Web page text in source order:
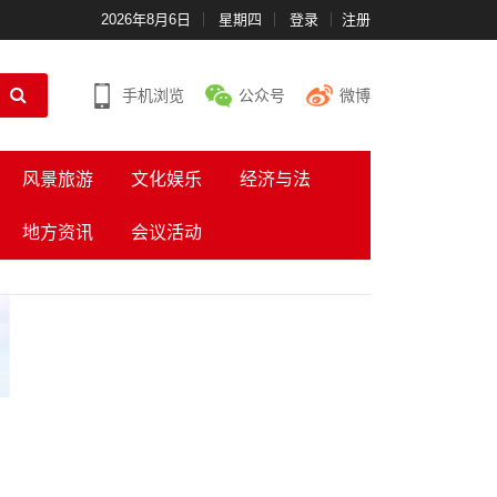
2026年8月6日 星期四 登录 注册
手机浏览 公众号 微博
风景旅游 文化娱乐 经济与法
地方资讯 会议活动